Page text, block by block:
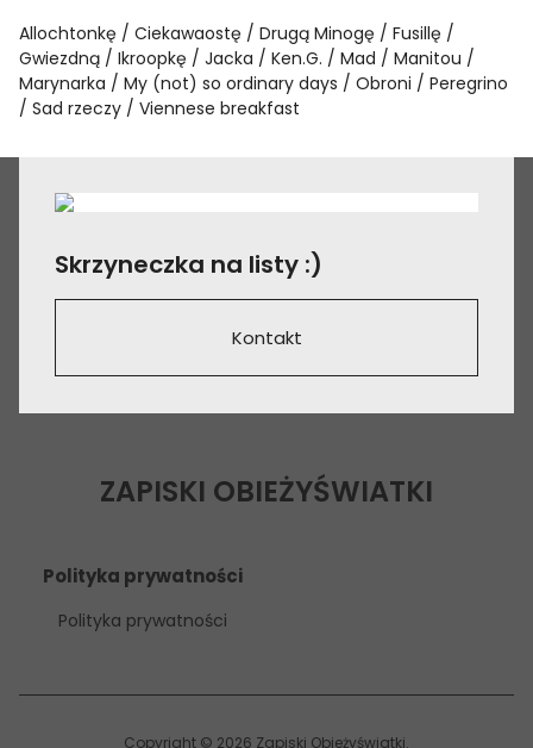
Allochtonkę Ciekawaostę Drugą Minogę
Fusillę
Gwiezdną
Ikroopkę Jacka Ken.G. Mad
Manitou
Marynarka
My (not) so ordinary days Obroni
Peregrino
Sad rzeczy
Viennese breakfast
Skrzyneczka na listy :)
Kontakt
ZAPISKI OBIEŻYŚWIATKI
Polityka prywatności
Polityka prywatności
Copyright © 2026 Zapiski Obieżyświatki